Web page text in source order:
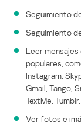
Seguimiento
Seguimiento
Leer
populares,
Instagram,
Gmail, Tango,
TextMe,
Ver fotos e